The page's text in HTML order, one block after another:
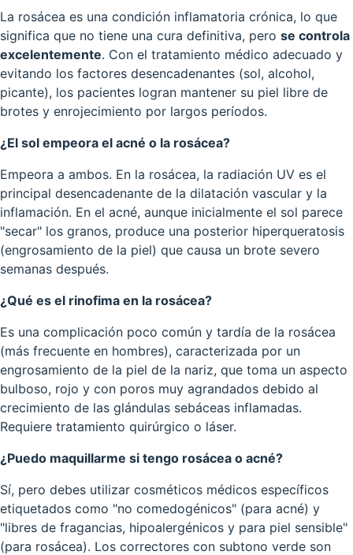
La rosácea es una condición inflamatoria crónica, lo que
significa que no tiene una cura definitiva, pero se controla
excelentemente. Con el tratamiento médico adecuado y
evitando los factores desencadenantes (sol, alcohol,
picante), los pacientes logran mantener su piel libre de
brotes y enrojecimiento por largos períodos.
¿El sol empeora el acné o la rosácea?
Empeora a ambos. En la rosácea, la radiación UV es el
principal desencadenante de la dilatación vascular y la
inflamación. En el acné, aunque inicialmente el sol parece
"secar" los granos, produce una posterior hiperqueratosis
(engrosamiento de la piel) que causa un brote severo
semanas después.
¿Qué es el rinofima en la rosácea?
Es una complicación poco común y tardía de la rosácea
(más frecuente en hombres), caracterizada por un
engrosamiento de la piel de la nariz, que toma un aspecto
bulboso, rojo y con poros muy agrandados debido al
crecimiento de las glándulas sebáceas inflamadas.
Requiere tratamiento quirúrgico o láser.
¿Puedo maquillarme si tengo rosácea o acné?
Sí, pero debes utilizar cosméticos médicos específicos
etiquetados como "no comedogénicos" (para acné) y
"libres de fragancias, hipoalergénicos y para piel sensible"
(para rosácea). Los correctores con subtono verde son